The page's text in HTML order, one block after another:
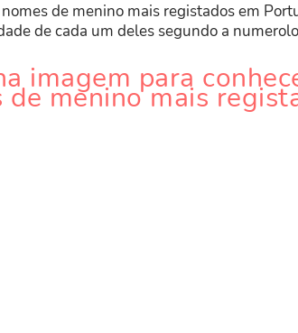
de menino mais registados em
de cada um deles segundo a
imagem para
de menino mais